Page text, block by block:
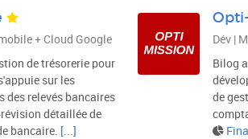
+ Cloud Google
de trésorerie pour
sur les
des relevés bancaires
détaillée de
bancaire. [...]
Dév |
Bilog
de